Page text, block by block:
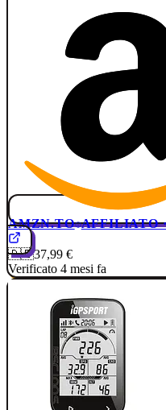
AMZN.TO AFFILIATO
🇩🇪37,99 €
Verificato 4 mesi fa